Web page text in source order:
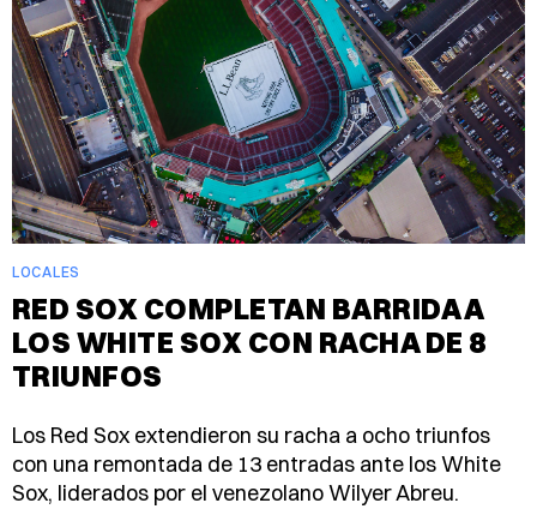
LOCALES
RED SOX COMPLETAN BARRIDA A
LOS WHITE SOX CON RACHA DE 8
TRIUNFOS
Los Red Sox extendieron su racha a ocho triunfos
con una remontada de 13 entradas ante los White
Sox, liderados por el venezolano Wilyer Abreu.